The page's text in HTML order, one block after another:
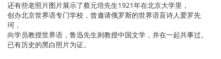
还有些老照片图片展示了蔡元培先生1921年在北京大学里，
创办北京世界语专门学校，曾邀请俄罗斯的世界语盲诗人爱罗先
珂，
向学员教授世界语，鲁迅先生则教授中国文学，并在一起共事过。
已有历史的黑白照片为证。